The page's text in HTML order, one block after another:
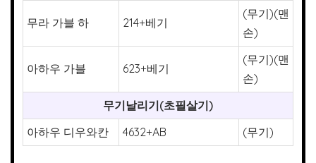
무라 가블 하 214+베기
(무기)(맨
손)
아하우 가블 623+베기
(무기)(맨
손)
무기날리기(초필살기)
아하우 디우와칸
4632+AB (무기)